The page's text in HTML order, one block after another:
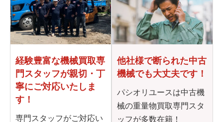
経験豊富な機械買取専
門 スタッフが親切・丁
寧にご対応いたしま
す！
専門スタッフがご対応い
他社様で断られた中古
機械でも大丈夫です！
パシオリユースは中古機
械の重量物買取専門スタ
ッフが多数在籍！